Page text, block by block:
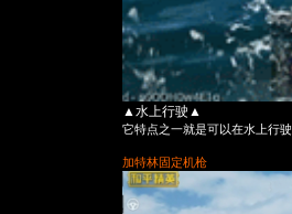
▲水上行驶▲
它特点之一就是可以在水上行驶
加特林固定机枪